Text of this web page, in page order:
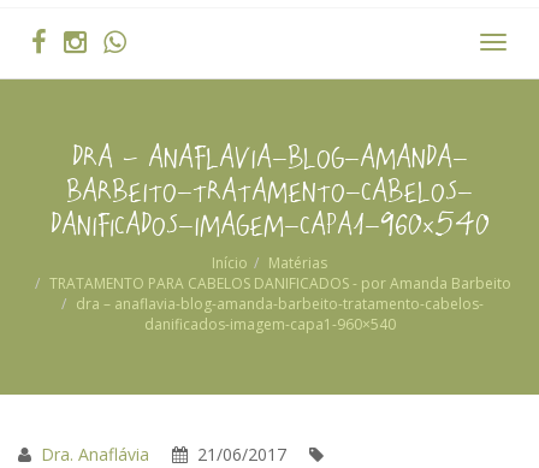
dra – anaflavia-blog-amanda-
barbeito-tratamento-cabelos-
danificados-imagem-capa1-960×540
Início
Matérias
TRATAMENTO PARA CABELOS DANIFICADOS - por Amanda Barbeito
dra – anaflavia-blog-amanda-barbeito-tratamento-cabelos-
danificados-imagem-capa1-960×540
Dra. Anaflávia 21/06/2017